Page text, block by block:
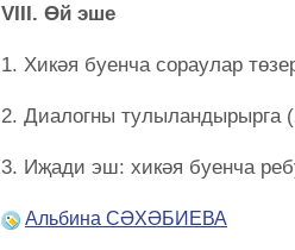
VIII. Өй эше
1. Хикәя буенча сораулар
2. Диалогны тулыландырырга
3. Иҗади эш: хикәя буенча
Альбина СӘХӘБИЕВА